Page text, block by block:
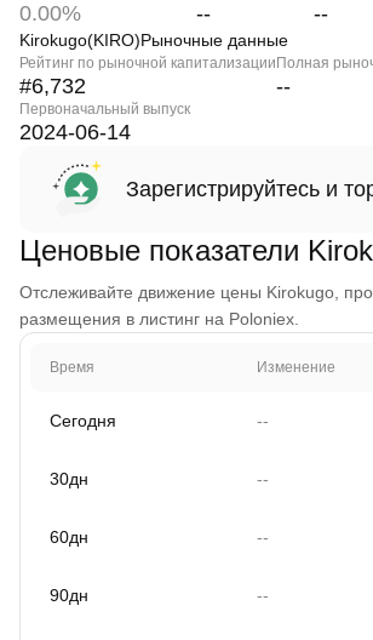
0.00% -- --
Kirokugo(KIRO)Рыночные данные
Рейтинг по рыночной капитализации
#6,732
Полная
--
Первоначальный выпуск
2024-06-14
Зарегистрируйтесь и
Ценовые показатели
Отслеживайте движение цены Kirokugo,
размещения в листинг на Poloniex.
Время Изменение
Сегодня --
30дн --
60дн --
90дн --